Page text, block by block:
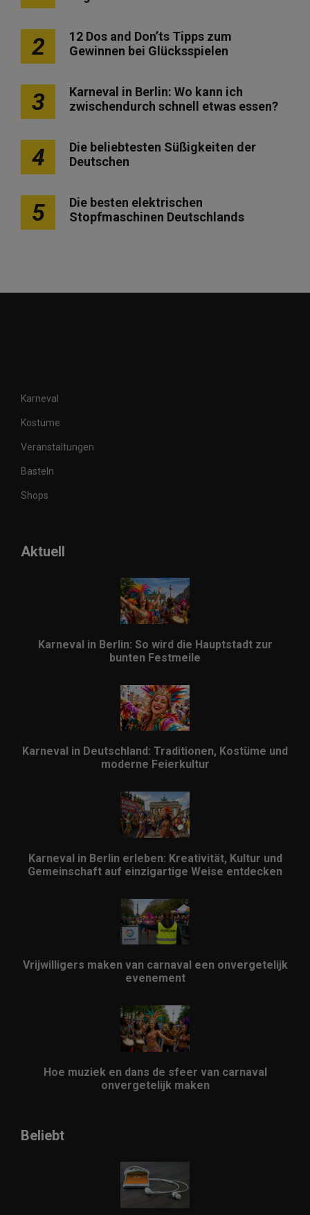
2
12 Dos and Don’ts Tipps zum
Gewinnen bei Glücksspielen
3
Karneval in Berlin: Wo kann ich
zwischendurch schnell etwas essen?
4
Die beliebtesten Süßigkeiten der
Deutschen
5
Die besten elektrischen
Stopfmaschinen Deutschlands
Karneval
Kostüme
Veranstaltungen
Basteln
Shops
Aktuell
Karneval in Berlin: So wird die Hauptstadt zur
bunten Festmeile
Karneval in Deutschland: Traditionen, Kostüme und
moderne Feierkultur
Karneval in Berlin erleben: Kreativität, Kultur und
Gemeinschaft auf einzigartige Weise entdecken
Vrijwilligers maken van carnaval een onvergetelijk
evenement
Hoe muziek en dans de sfeer van carnaval
onvergetelijk maken
Beliebt